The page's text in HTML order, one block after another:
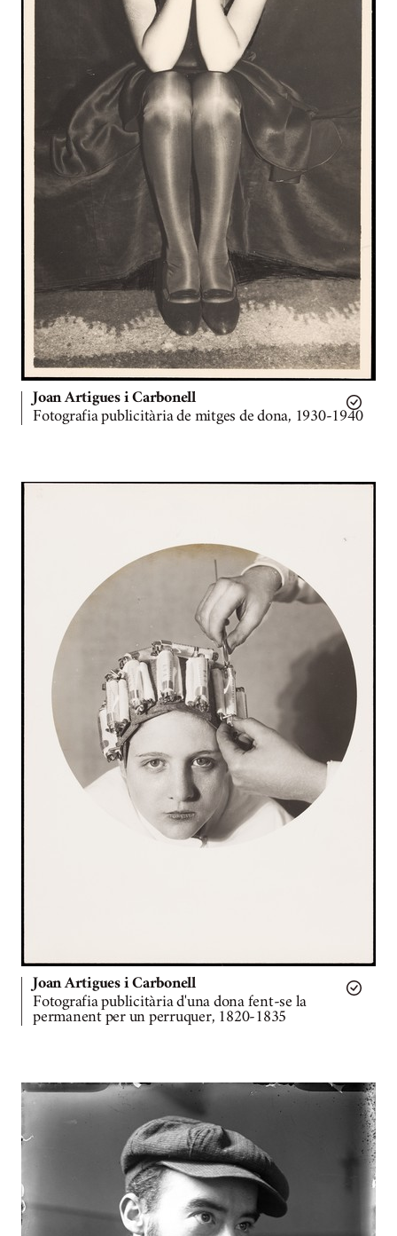
Joan Artigues i Carbonell
Fotografia publicitària de mitges de dona, 1930-1940
Joan Artigues i Carbonell
Fotografia publicitària d'una dona fent-se la
permanent per un perruquer, 1820-1835